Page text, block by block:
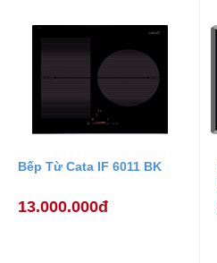
Bếp Từ Cata IF 6011 BK
13.000.000đ